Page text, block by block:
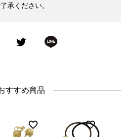
承ください。
すすめ商品